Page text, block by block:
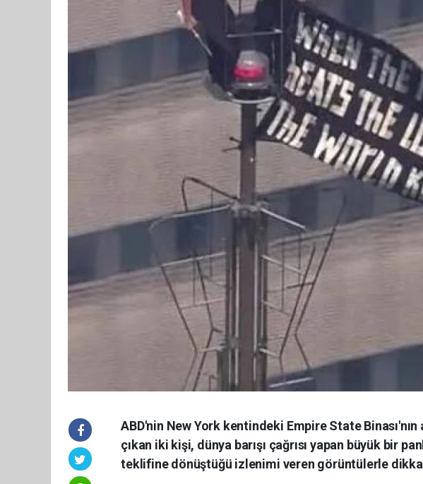
ABD'nin New York kentindeki Empire State
çıkan iki kişi, dünya barışı çağrısı yapan büyük bir
teklifine dönüştüğü izlenimi veren görüntülerle